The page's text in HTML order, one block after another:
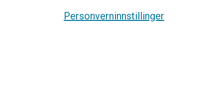
Personverninnstillinger